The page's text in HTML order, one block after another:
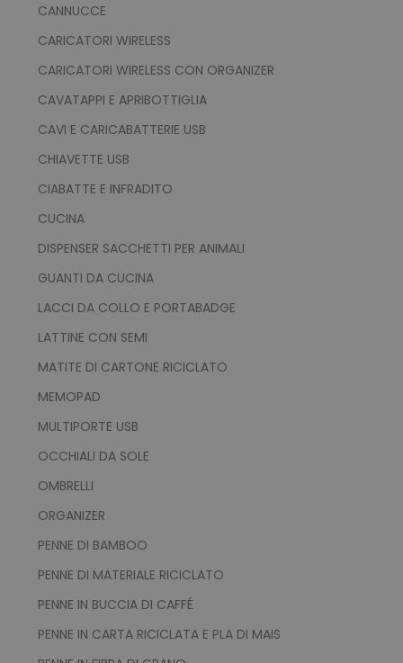
CANNUCCE
CARICATORI WIRELESS
CARICATORI WIRELESS CON ORGANIZER
CAVATAPPI E APRIBOTTIGLIA
CAVI E CARICABATTERIE USB
CHIAVETTE USB
CIABATTE E INFRADITO
CUCINA
DISPENSER SACCHETTI PER ANIMALI
GUANTI DA CUCINA
LACCI DA COLLO E PORTABADGE
LATTINE CON SEMI
MATITE DI CARTONE RICICLATO
MEMOPAD
MULTIPORTE USB
OCCHIALI DA SOLE
OMBRELLI
ORGANIZER
PENNE DI BAMBOO
PENNE DI MATERIALE RICICLATO
PENNE IN BUCCIA DI CAFFÉ
PENNE IN CARTA RICICLATA E PLA DI MAIS